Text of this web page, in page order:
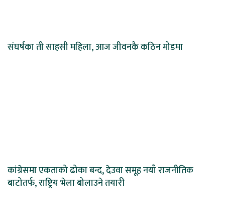
संघर्षका ती साहसी महिला, आज जीवनकै कठिन मोडमा
कांग्रेसमा एकताको ढोका बन्द, देउवा समूह नयाँ राजनीतिक
बाटोतर्फ, राष्ट्रिय भेला बोलाउने तयारी